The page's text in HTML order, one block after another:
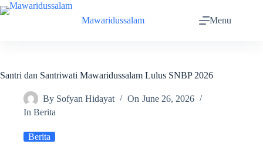
Mawaridussalam Menu
Santri dan Santriwati Mawaridussalam Lulus SNBP 2026
By Sofyan Hidayat On June 26, 2026
In Berita
Berita